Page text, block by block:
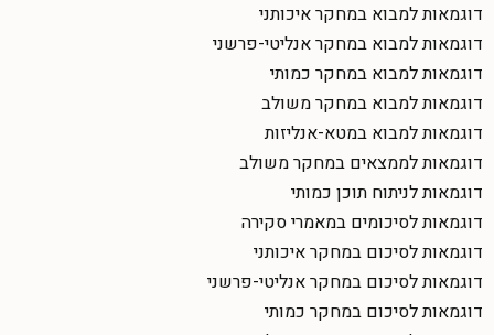
דוגמאות למבוא במחקר איכותני
דוגמאות למבוא במחקר אנליטי-פרשני
דוגמאות למבוא במחקר כמותי
דוגמאות למבוא במחקר משולב
דוגמאות למבוא במטא-אנליזות
דוגמאות לממצאים במחקר משולב
דוגמאות לניתוח תוכן כמותי
דוגמאות לסיכומים במאמרי סקירה
דוגמאות לסיכום במחקר איכותני
דוגמאות לסיכום במחקר אנליטי-פרשני
דוגמאות לסיכום במחקר כמותי